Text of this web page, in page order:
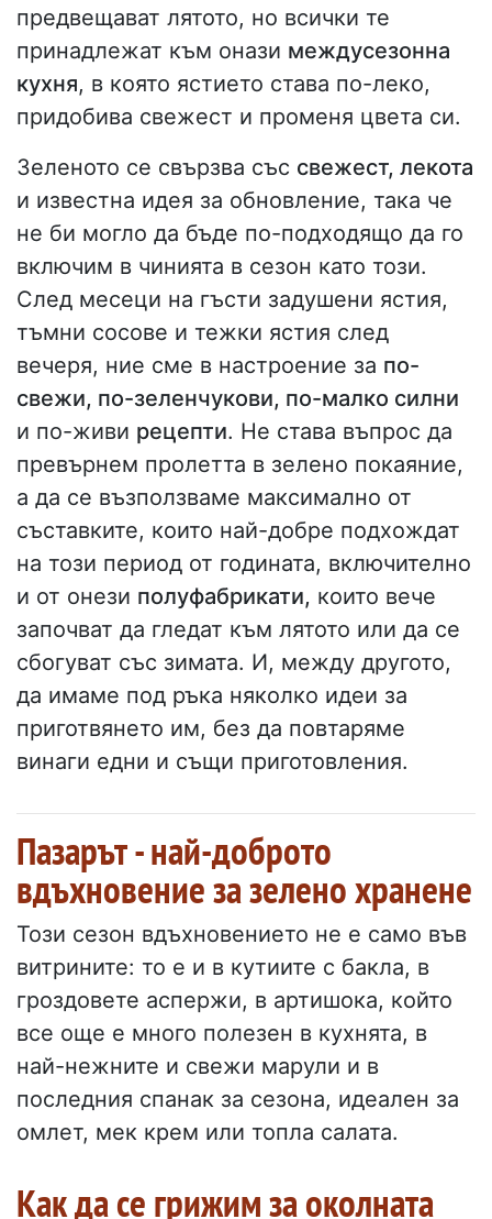
предвещават лятото, но всички те
принадлежат към онази междусезонна
кухня, в която ястието става по-леко,
придобива свежест и променя цвета си.
Зеленото се свързва със свежест, лекота
и известна идея за обновление, така че
не би могло да бъде по-подходящо да го
включим в чинията в сезон като този.
След месеци на гъсти задушени ястия,
тъмни сосове и тежки ястия след
вечеря, ние сме в настроение за по-
свежи, по-зеленчукови, по-малко силни
и по-живи рецепти. Не става въпрос да
превърнем пролетта в зелено покаяние,
а да се възползваме максимално от
съставките, които най-добре подхождат
на този период от годината, включително
и от онези полуфабрикати, които вече
започват да гледат към лятото или да се
сбогуват със зимата. И, между другото,
да имаме под ръка няколко идеи за
приготвянето им, без да повтаряме
винаги едни и същи приготовления.
Пазарът - най-доброто
вдъхновение за зелено хранене
Този сезон вдъхновението не е само във
витрините: то е и в кутиите с бакла, в
гроздовете аспержи, в артишока, който
все още е много полезен в кухнята, в
най-нежните и свежи марули и в
последния спанак за сезона, идеален за
омлет, мек крем или топла салата.
Как да се грижим за околната